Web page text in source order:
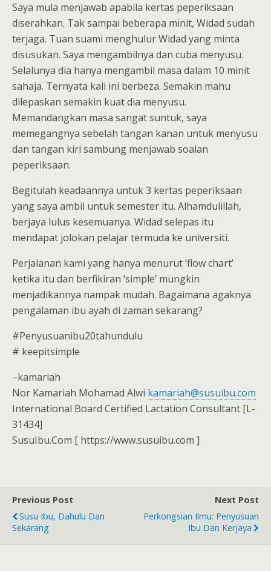
Saya mula menjawab apabila kertas peperiksaan
diserahkan. Tak sampai beberapa minit, Widad sudah
terjaga. Tuan suami menghulur Widad yang minta
disusukan. Saya mengambilnya dan cuba menyusu.
Selalunya dia hanya mengambil masa dalam 10 minit
sahaja. Ternyata kali ini berbeza. Semakin mahu
dilepaskan semakin kuat dia menyusu.
Memandangkan masa sangat suntuk, saya
memegangnya sebelah tangan kanan untuk menyusu
dan tangan kiri sambung menjawab soalan
peperiksaan.
Begitulah keadaannya untuk 3 kertas peperiksaan
yang saya ambil untuk semester itu. Alhamdulillah,
berjaya lulus kesemuanya. Widad selepas itu
mendapat jolokan pelajar termuda ke universiti.
Perjalanan kami yang hanya menurut ‘flow chart’
ketika itu dan berfikiran ‘simple’ mungkin
menjadikannya nampak mudah. Bagaimana agaknya
pengalaman ibu ayah di zaman sekarang?
#Penyusuanibu20tahundulu
# keepitsimple
–kamariah
Nor Kamariah Mohamad Alwi kamariah@susuibu.com
International Board Certified Lactation Consultant [L-
31434]
SusuIbu.Com [ https://www.susuibu.com ]
Previous Post
Susu Ibu, Dahulu Dan
Sekarang
Next Post
Perkongsian Ilmu: Penyusuan
Ibu Dan Kerjaya